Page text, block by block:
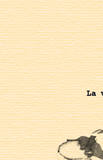
La